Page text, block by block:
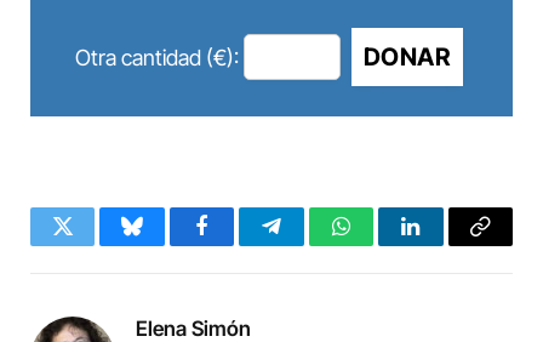
Otra cantidad (€): DONAR
Twitter BlueskyFacebookTelegramWhatsAppLinkedInCopy
Elena Simón